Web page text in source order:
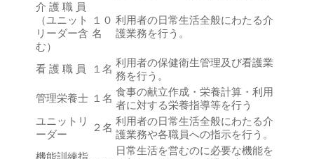
介 護 職 員
（ユニット
リーダー含
む）
１０
名
利用者の日常生活全般にわたる介
護業務を行う。
看 護 職 員 １名
利用者の保健衛生管理及び看護業
務を行う。
管理栄養士 １名
食事の献立作成・栄養計算・利用
者に対する栄養指導等を行う
ユニットリ
ーダー
２名
利用者の日常生活全般にわたる介
護業務や各職員への指示を行う。
機能訓練指
日常生活を営むのに必要な機能を